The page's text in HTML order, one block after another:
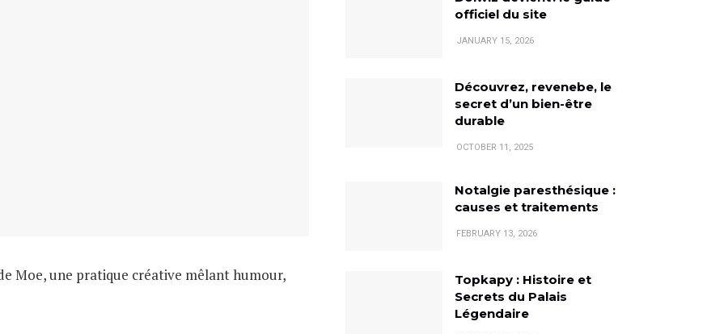
Moe, une pratique créative mêlant humour,
officiel du site
JANUARY 15, 2026
Découvrez, revenebe, le
secret d’un bien-être
durable
OCTOBER 11, 2025
Notalgie paresthésique :
causes et traitements
FEBRUARY 13, 2026
Topkapy : Histoire et
Secrets du Palais
Légendaire